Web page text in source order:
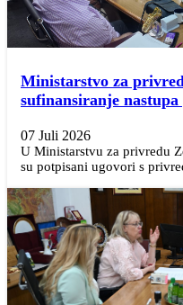
Ministarstvo za
sufinansiranje
07 Juli 2026
U Ministarstvu za privredu
su potpisani ugovori s